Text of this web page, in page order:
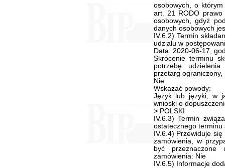
osobowych, o
art. 21 RODO prawo
osobowych, gdyż
danych osobowych
IV.6.2) Termin
udziału w
Data: 2020-06-17,
Skrócenie terminu
potrzebę
przetarg ograniczony,
Nie
Wskazać powody:
Język lub języki, w
wnioski o
> POLSKI
IV.6.3) Termin
ostatecznego terminu
IV.6.4) Przewiduje
zamówienia, w
być przeznaczone
zamówienia: Nie
IV.6.5) Informacje